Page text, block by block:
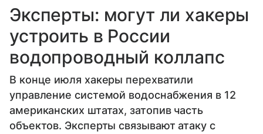
Эксперты: могут ли хакеры
устроить в России
водопроводный коллапс
В конце июля хакеры перехватили
управление системой водоснабжения в 12
американских штатах, затопив часть
объектов. Эксперты связывают атаку с